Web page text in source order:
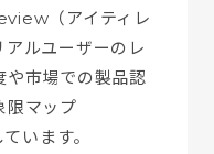
（アイティレ
ルユーザーのレ
や市場での製品認
限マップ
います。